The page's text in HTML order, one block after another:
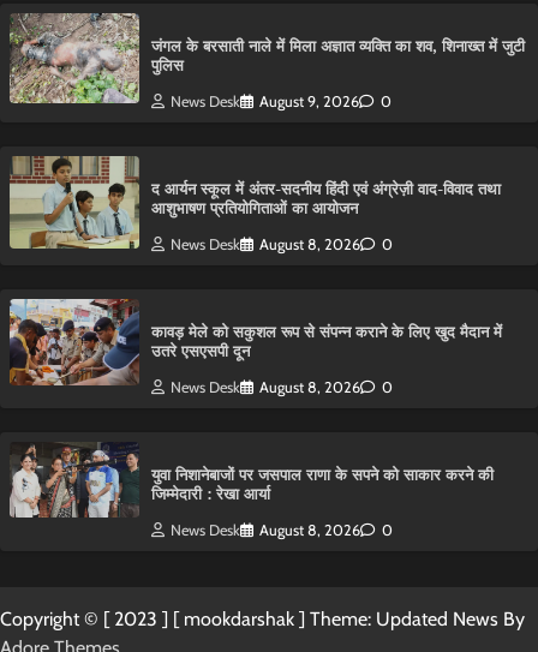
​जंगल के बरसाती नाले में मिला अज्ञात व्यक्ति का शव, शिनाख्त में जुटी
पुलिस
News Desk August 9, 2026 0
द आर्यन स्कूल में अंतर-सदनीय हिंदी एवं अंग्रेज़ी वाद-विवाद तथा
आशुभाषण प्रतियोगिताओं का आयोजन
News Desk August 8, 2026 0
कावड़ मेले को सकुशल रूप से संपन्न कराने के लिए खुद मैदान में
उतरे एसएसपी दून
News Desk August 8, 2026 0
युवा निशानेबाजों पर जसपाल राणा के सपने को साकार करने की
जिम्मेदारी : रेखा आर्या
News Desk August 8, 2026 0
Copyright © [ 2023 ] [ mookdarshak ] Theme: Updated News By